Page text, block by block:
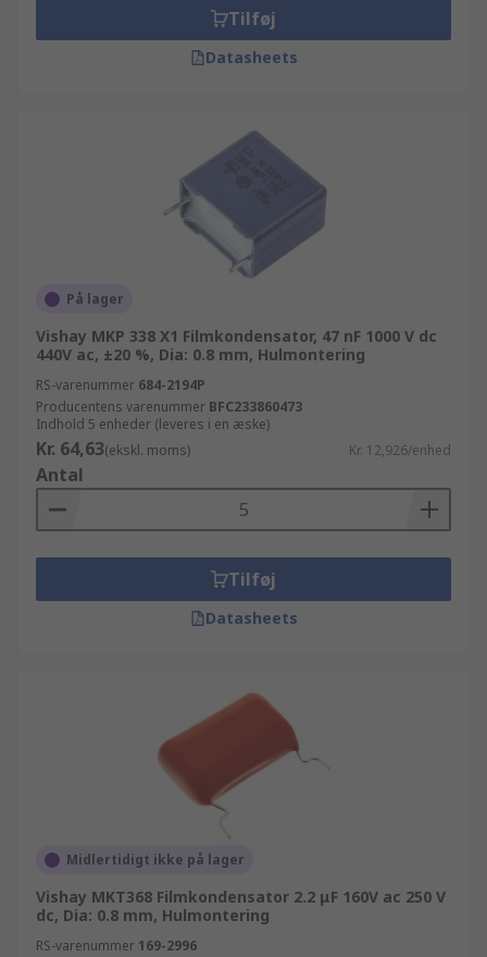
Tilføj
Datasheets
På lager
Vishay MKP 338 X1 Filmkondensator, 47 nF 1000 V dc
440V ac, ±20 %, Dia: 0.8 mm, Hulmontering
RS-varenummer 684-2194P
Producentens varenummer BFC233860473
Indhold 5 enheder (leveres i en æske)
Kr. 64,63(ekskl. moms) Kr. 12,926/enhed
Antal
Tilføj
Datasheets
Midlertidigt ikke på lager
Vishay MKT368 Filmkondensator 2.2 μF 160V ac 250 V
dc, Dia: 0.8 mm, Hulmontering
RS-varenummer 169-2996